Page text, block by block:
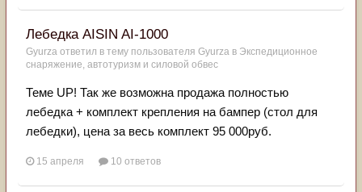
Лебедка AISIN AI-1000
Gyurza ответил в тему пользователя Gyurza в Экспедиционное
снаряжение, автотуризм и силовой обвес
Теме UP! Так же возможна продажа полностью
лебедка + комплект крепления на бампер (стол для
лебедки), цена за весь комплект 95 000руб.
15 апреля 10 ответов